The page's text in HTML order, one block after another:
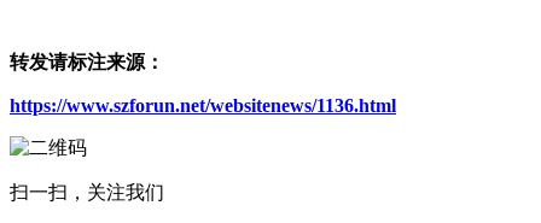
转发请标注来源：
https://www.szforun.net/websitenews/1136.html
扫一扫，关注我们